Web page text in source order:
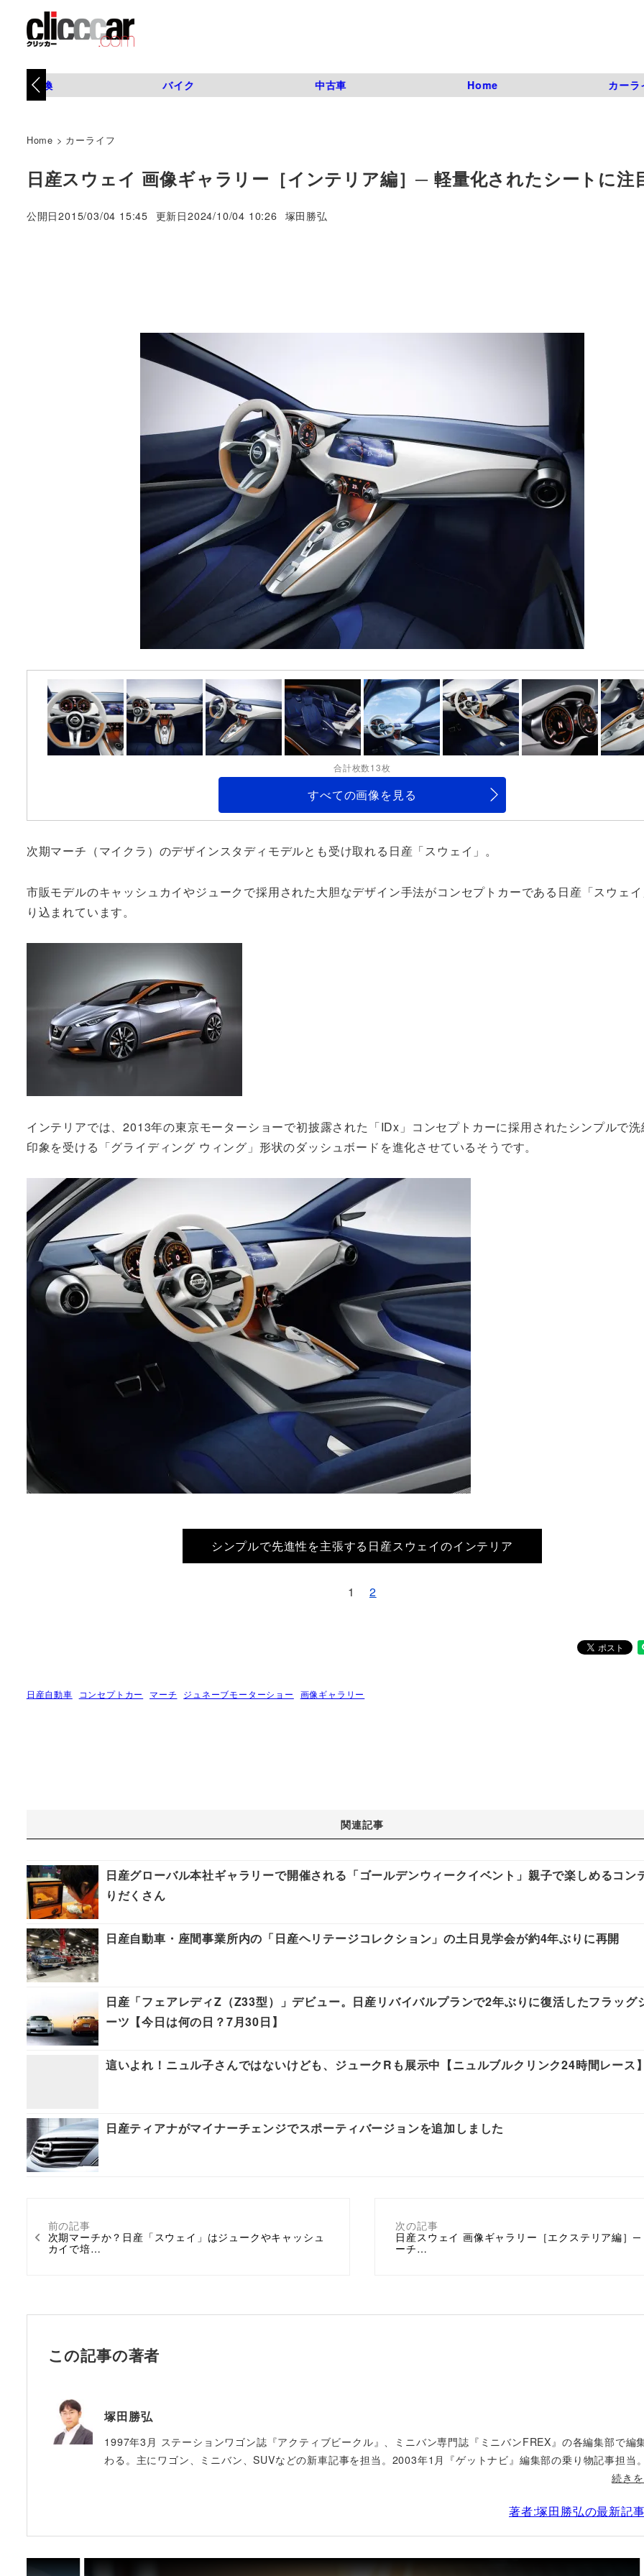
タイヤ交換 バイク 中古車 Home カーラ
Home > カーライフ
日産スウェイ 画像ギャラリー［インテリア編］─ 軽量化されたシートに注
公開日2015/03/04 15:45 更新日2024/10/04 10:26 著
塚田勝弘
合計枚数13枚
すべての画像を見る
次期マーチ（マイクラ）のデザインスタディモデルとも受け取れる日産「スウェイ」。
市販モデルのキャッシュカイやジュークで採用された大胆なデザイン手法がコンセプトカーである日産「スウェ
り込まれています。
インテリアでは、2013年の東京モーターショーで初披露された「IDx」コンセプトカーに採用されたシンプルで
印象を受ける「グライディング ウィング」形状のダッシュボードを進化させているそうです。
シンプルで先進性を主張する日産スウェイのインテリア
1 2
日産自動車 コンセプトカー マーチ ジュネーブモーターショー 画像ギャラリー
前の記事
次期マーチか？日産「スウェイ」はジュークやキャッシュ
カイで培…
次の記事
日産スウェイ 画像ギャラリー［エクステリア編］
ーチ…
関連記事
日産グローバル本社ギャラリーで開催される「ゴールデンウィークイベント」親子で楽しめるコン
りだくさん
日産自動車・座間事業所内の「日産ヘリテージコレクション」の土日見学会が約4年ぶりに再開
日産「フェアレディZ（Z33型）」デビュー。日産リバイバルプランで2年ぶりに復活したフラッグ
ーツ【今日は何の日？7月30日】
這いよれ！ニュル子さんではないけども、ジュークRも展示中【ニュルブルクリンク24時間レース
日産ティアナがマイナーチェンジでスポーティバージョンを追加しました
この記事の著者
塚田勝弘
1997年3月 ステーションワゴン誌『アクティブビークル』、ミニバン専門誌『ミニバンFREX』の各編集部で編
わる。主にワゴン、ミニバン、SUVなどの新車記事を担当。2003年1月『ゲットナビ』編集部の乗り物記事担当
続き
著者:塚田勝弘の最新記